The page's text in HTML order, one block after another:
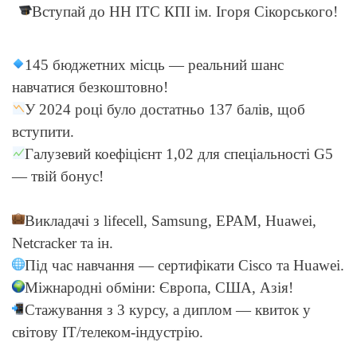
Вступай до НН ІТС КПІ ім. Ігоря Сікорського!
145 бюджетних місць — реальний шанс
навчатися безкоштовно!
У 2024 році було достатньо 137 балів, щоб
вступити.
Галузевий коефіцієнт 1,02 для спеціальності G5
— твій бонус!
Викладачі з lifecell, Samsung, EPAM, Huawei,
Netcracker та ін.
Під час навчання — сертифікати Cisco та Huawei.
Міжнародні обміни: Європа, США, Азія!
Стажування з 3 курсу, а диплом — квиток у
світову IT/телеком-індустрію.